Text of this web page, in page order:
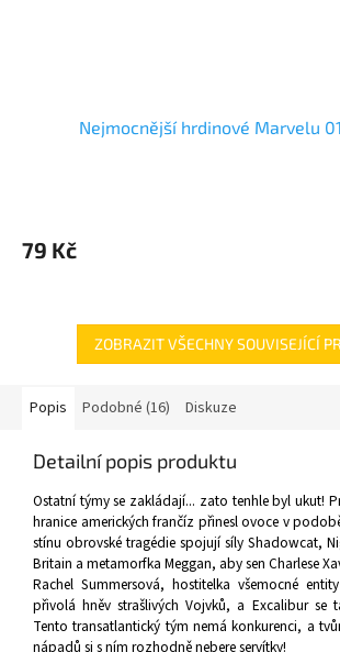
Nejmocnější hrdinové Marvelu
79 Kč
ZOBRAZIT VŠECHNY SOUVISEJÍCÍ
Popis Podobné (16) Diskuze
Detailní popis produktu
Ostatní týmy se zakládají... zato tenhle byl ukut!
hranice amerických frančíz přinesl ovoce v
stínu obrovské tragédie spojují síly Shadowcat,
Britain a metamorfka Meggan, aby sen Charlese
Rachel Summersová, hostitelka všemocné
přivolá hněv strašlivých Vojvků, a Excalibur se
Tento transatlantický tým nemá konkurenci, a
nápadů si s ním rozhodně nebere servítky!